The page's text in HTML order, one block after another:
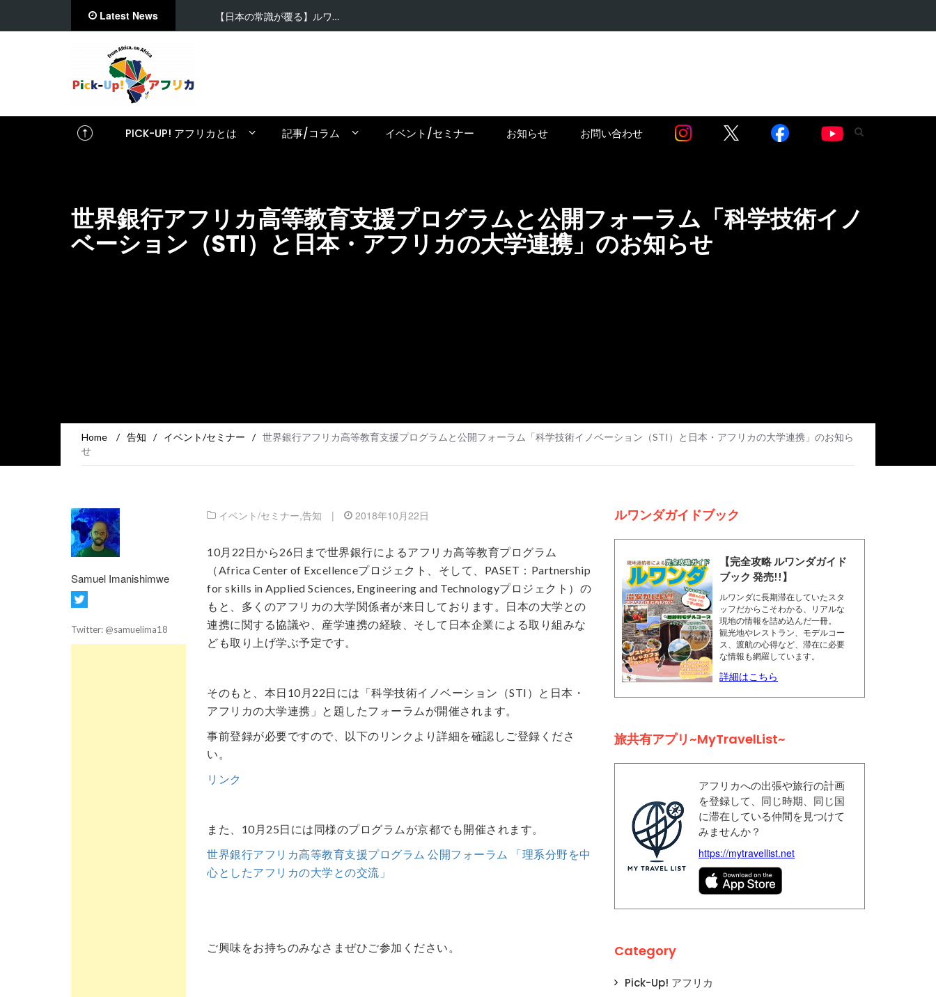
Latest News 【日本の常識が覆る】ルワ…
PICK-UP! アフリカとは 記事/コラム イベント/セミナー お知らせ お問い合わせ
世界銀行アフリカ高等教育支援プログラムと公開フォーラム「科学技術イノ
ベーション（STI）と日本・アフリカの大学連携」のお知らせ
Home / 告知 / イベント/セミナー / 世界銀行アフリカ高等教育支援プログラムと公開フォーラム「科学技術イノベーション（STI）と日本・アフリカの大学連携」のお知ら
せ
Samuel Imanishimwe
Twitter: @samuelima18
イベント/セミナー,告知 | 2018年10月22日
10月22日から26日まで世界銀行によるアフリカ高等教育プログラム
（Africa Center of Excellenceプロジェクト、そして、PASET：Partnership
for skills in Applied Sciences, Engineering and Technologyプロジェクト）の
もと、多くのアフリカの大学関係者が来日しております。日本の大学との
連携に関する協議や、産学連携の経験、そして日本企業による取り組みな
ども取り上げ学ぶ予定です。
そのもと、本日10月22日には「科学技術イノベーション（STI）と日本・
アフリカの大学連携」と題したフォーラムが開催されます。
事前登録が必要ですので、以下のリンクより詳細を確認しご登録くださ
い。
リンク
また、10月25日には同様のプログラムが京都でも開催されます。
世界銀行アフリカ高等教育支援プログラム 公開フォーラム 「理系分野を中
心としたアフリカの大学との交流」
ご興味をお持ちのみなさまぜひご参加ください。
ルワンダガイドブック
【完全攻略 ルワンダガイド
ブック 発売!!】
ルワンダに長期滞在していたスタ
ッフだからこそわかる、リアルな
現地の情報を詰め込んだ一冊。
観光地やレストラン、モデルコー
ス、渡航の心得など、滞在に必要
な情報も網羅しています。
詳細はこちら
旅共有アプリ~MyTravelList~
アフリカへの出張や旅行の計画
を登録して、同じ時期、同じ国
に滞在している仲間を見つけて
みませんか？
https://mytravellist.net
Category
Pick-Up! アフリカ